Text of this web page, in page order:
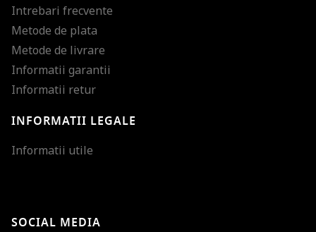
Intrebari frecvente
Metode de plata
Metode de livrare
Informatii garantii
Informatii retur
INFORMATII LEGALE
Informatii utile
SOCIAL MEDIA